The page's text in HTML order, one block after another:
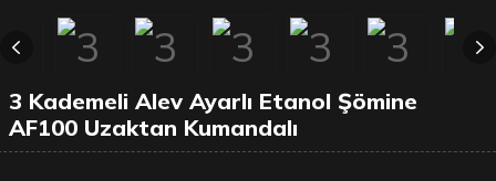
3 Kademeli Alev Ayarlı Etanol Şömine
AF100 Uzaktan Kumandalı